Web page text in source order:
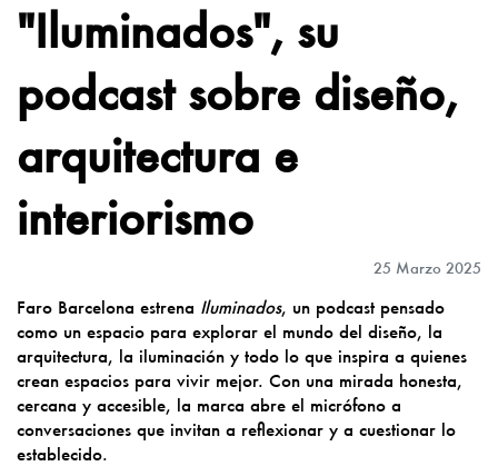
"Iluminados", su
podcast sobre diseño,
arquitectura e
interiorismo
25 Marzo 2025
Faro Barcelona estrena Iluminados, un podcast pensado
como un espacio para explorar el mundo del diseño, la
arquitectura, la iluminación y todo lo que inspira a quienes
crean espacios para vivir mejor. Con una mirada honesta,
cercana y accesible, la marca abre el micrófono a
conversaciones que invitan a reflexionar y a cuestionar lo
establecido.